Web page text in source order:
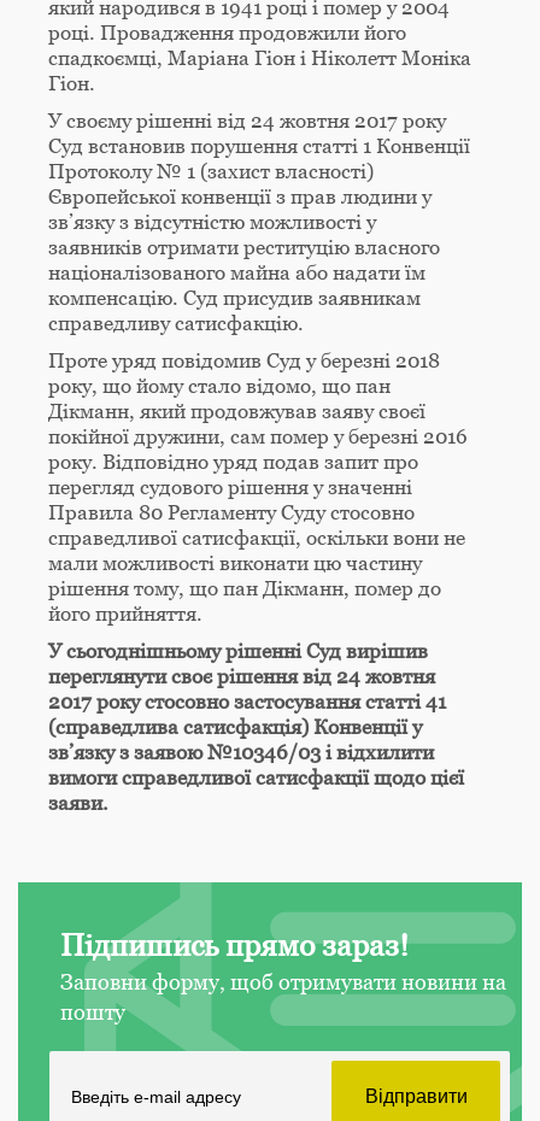
який народився в 1941 році і помер у 2004
році. Провадження продовжили його
спадкоємці, Маріана Гіон і Ніколетт Моніка
Гіон.
У своєму рішенні від 24 жовтня 2017 року
Суд встановив порушення статті 1 Конвенції
Протоколу № 1 (захист власності)
Європейської конвенції з прав людини у
зв’язку з відсутністю можливості у
заявників отримати реституцію власного
націоналізованого майна або надати їм
компенсацію. Суд присудив заявникам
справедливу сатисфакцію.
Проте уряд повідомив Суд у березні 2018
року, що йому стало відомо, що пан
Дікманн, який продовжував заяву своєї
покійної дружини, сам помер у березні 2016
року. Відповідно уряд подав запит про
перегляд судового рішення у значенні
Правила 80 Регламенту Суду стосовно
справедливої сатисфакції, оскільки вони не
мали можливості виконати цю частину
рішення тому, що пан Дікманн, помер до
його прийняття.
У сьогоднішньому рішенні Суд вирішив
переглянути своє рішення від 24 жовтня
2017 року стосовно застосування статті 41
(справедлива сатисфакція) Конвенції у
зв’язку з заявою №10346/03 і відхилити
вимоги справедливої сатисфакції щодо цієї
заяви.
Підпишись прямо зараз!
Заповни форму, щоб отримувати новини на
пошту